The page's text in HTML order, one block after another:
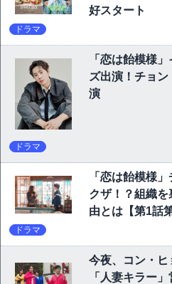
好スタート
ドラマ
「恋は飴模様
ズ出演！チョ
演
ドラマ
「恋は飴模様
クザ！？組織
由とは【第1話
ドラマ
今夜、コン・
「人妻キラー